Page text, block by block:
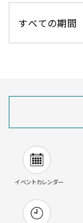
イベントカレンダー